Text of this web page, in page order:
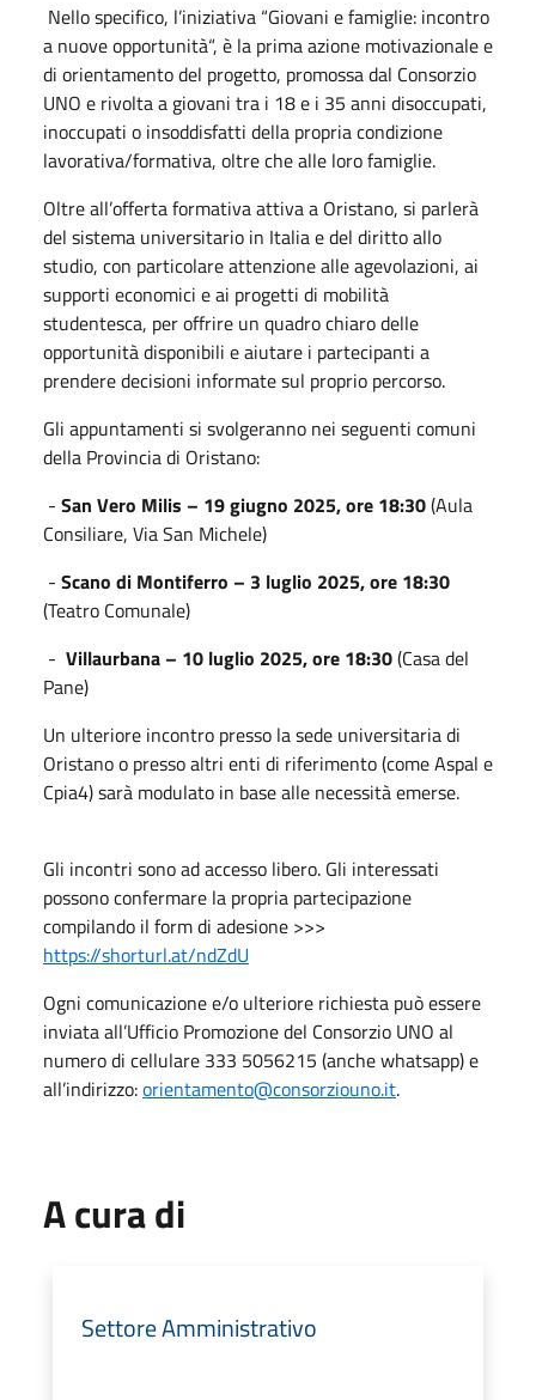
Nello specifico, l’iniziativa “Giovani e famiglie: incontro
a nuove opportunità“, è la prima azione motivazionale e
di orientamento del progetto, promossa dal Consorzio
UNO e rivolta a giovani tra i 18 e i 35 anni disoccupati,
inoccupati o insoddisfatti della propria condizione
lavorativa/formativa, oltre che alle loro famiglie.
Oltre all’offerta formativa attiva a Oristano, si parlerà
del sistema universitario in Italia e del diritto allo
studio, con particolare attenzione alle agevolazioni, ai
supporti economici e ai progetti di mobilità
studentesca, per offrire un quadro chiaro delle
opportunità disponibili e aiutare i partecipanti a
prendere decisioni informate sul proprio percorso.
Gli appuntamenti si svolgeranno nei seguenti comuni
della Provincia di Oristano:
- San Vero Milis – 19 giugno 2025, ore 18:30(Aula
Consiliare, Via San Michele)
- Scano di Montiferro – 3 luglio 2025, ore 18:30
(Teatro Comunale)
- Villaurbana – 10 luglio 2025, ore 18:30(Casa del
Pane)
Un ulteriore incontro presso la sede universitaria di
Oristano o presso altri enti di riferimento (come Aspal e
Cpia4) sarà modulato in base alle necessità emerse.
Gli incontri sono ad accesso libero. Gli interessati
possono confermare la propria partecipazione
compilando il form di adesione >>>
https://shorturl.at/ndZdU
Ogni comunicazione e/o ulteriore richiesta può essere
inviata all’Ufficio Promozione del Consorzio UNO al
numero di cellulare 333 5056215 (anche whatsapp) e
all’indirizzo:orientamento@consorziouno.it.
A cura di
Settore Amministrativo